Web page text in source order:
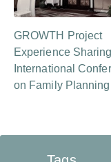
GROWTH Project
Experience
International
on Family